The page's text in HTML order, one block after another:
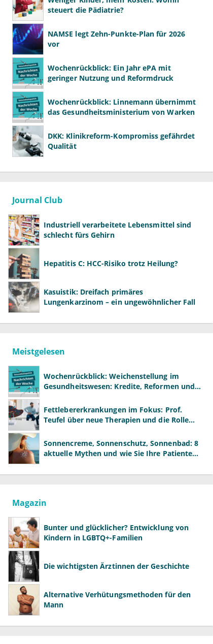
steuert die Pädiatrie?
NAMSE legt Zehn-Punkte-Plan für 2026
vor
Wochenrückblick: Ein Jahr ePA mit
geringer Nutzung und Reformdruck
Wochenrückblick: Linnemann übernimmt
das Gesundheitsministerium von Warken
DKK: Klinikreform-Kompromiss gefährdet
Qualität
Journal Club
Industriell verarbeitete Lebensmittel sind
schlecht fürs Gehirn
Hepatitis C: HCC-Risiko trotz Heilung?
Kasuistik: Dreifach primäres
Lungenkarzinom – ein ungewöhnlicher Fall
Meistgelesen
Wochenrückblick: Weichenstellung im
Gesundheitswesen: Kredite, Reformen und
Fettlebererkrankungen im Fokus: Prof.
Teufel über neue Therapien und die Rolle
Sonnencreme, Sonnenschutz, Sonnenbad: 8
aktuelle Mythen und wie Sie Ihre Patienten
Magazin
Bunter und glücklicher? Entwicklung von
Kindern in LGBTQ+-Familien
Die wichtigsten Ärztinnen der Geschichte
Alternative Verhütungsmethoden für den
Mann